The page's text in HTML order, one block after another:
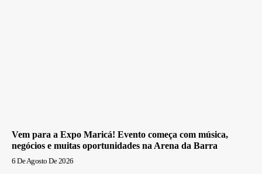
Vem para a Expo Maricá! Evento começa com música,
negócios e muitas oportunidades na Arena da Barra
6 De Agosto De 2026